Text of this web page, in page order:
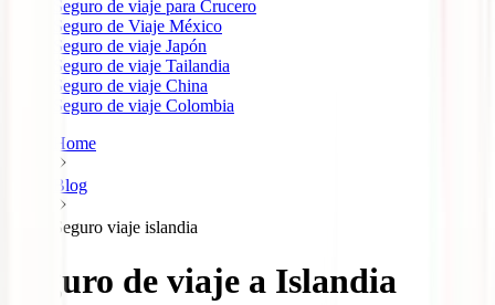
Seguro de viaje para Crucero
Seguro de Viaje México
Seguro de viaje Japón
Seguro de viaje Tailandia
Seguro de viaje China
Seguro de viaje Colombia
Home
Blog
Seguro viaje islandia
Seguro de viaje a Islandia